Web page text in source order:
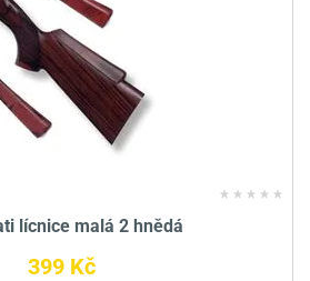
lícnice malá 2 hnědá
399 Kč